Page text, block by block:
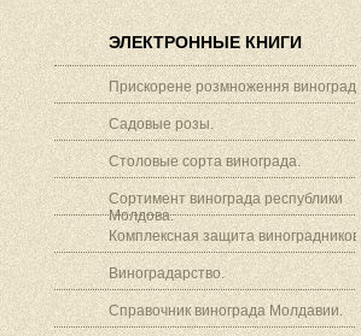
ЭЛЕКТРОННЫЕ КНИГИ
Прискорене розмноження винограду.
Садовые розы.
Столовые сорта винограда.
Сортимент винограда республики
Молдова.
Комплексная защита виноградников.
Виноградарство.
Справочник винограда Молдавии.